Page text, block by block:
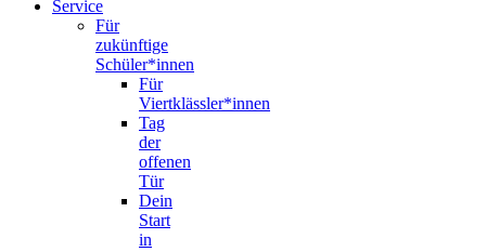
Service
Für
zukünftige
Schüler*innen
Für
Viertklässler*innen
Tag
der
offenen
Tür
Dein
Start
in